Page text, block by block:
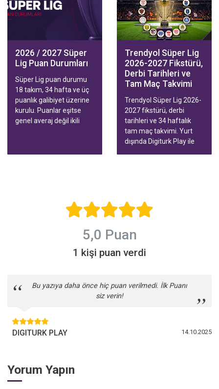
2026 / 2027 Süper
Lig Puan Durumları
Süper Lig puan durumu
18 takım, 34 hafta ve üç
puanlık galibiyet üzerine
kurulu. Puanlar eşitse
genel averaj değil ikili
Trendyol Süper Lig
2026-2027 Fikstürü,
Derbi Tarihleri ve
Tam Maç Takvimi
Trendyol Süper Lig 2026-
2027 fikstürü, derbi
tarihleri ve 34 haftalık
tam maç takvimi. Yurt
dışında Digiturk Play ile
5,0 Puan
1 kişi puan verdi
Bu yazıya daha önce hiç puan verilmedi. İlk Puanı
siz verin!
14.10.2025
DIGITURK PLAY
Yorum Yapın